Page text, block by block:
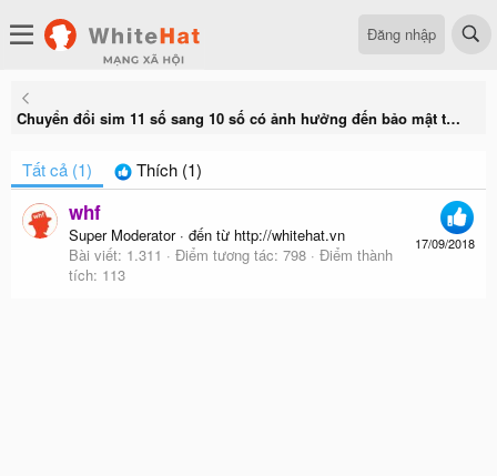
Đăng nhập
Chuyển đổi sim 11 số sang 10 số có ảnh hưởng đến bảo mật tài khoản không?
Tất cả (1) Thích (1)
17/09/2018
whf
Super Moderator · đến từ http://whitehat.vn
Bài viết 1.311 Điểm tương tác 798
Điểm thành
tích 113